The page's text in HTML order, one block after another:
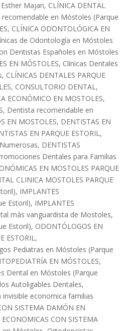
Majan, CLÍNICA DENTAL
recomendable en Móstoles (Parque
, CLÍNICA ODONTOLÓGICA EN
de Odontología en Móstoles
Dentistas Españoles en Móstoles
EN MÓSTOLES, Clínicas Dentales
, CLÍNICAS DENTALES PARQUE
, CONSULTORIO DENTAL,
ECONÓMICO EN MOSTOLES,
, Dentista recomendable en
EN MOSTOLES, DENTISTAS EN
EN PARQUE ESTORIL,
, DENTISTAS
Dentales para Familias
EN MOSTOLES PARQUE
CLINICA MOSTOLES PARQUE
, IMPLANTES
Estoril), IMPLANTES
más vanguardista de Mostoles,
Estoril), ODONTÓLOGOS EN
ESTORIL,
Pediatras en Móstoles (Parque
EN MÓSTOLES,
Dental en Móstoles (Parque
Autoligables Dentales,
invisible economica familias
SISTEMA DAMÓN EN
CON SISTEMA